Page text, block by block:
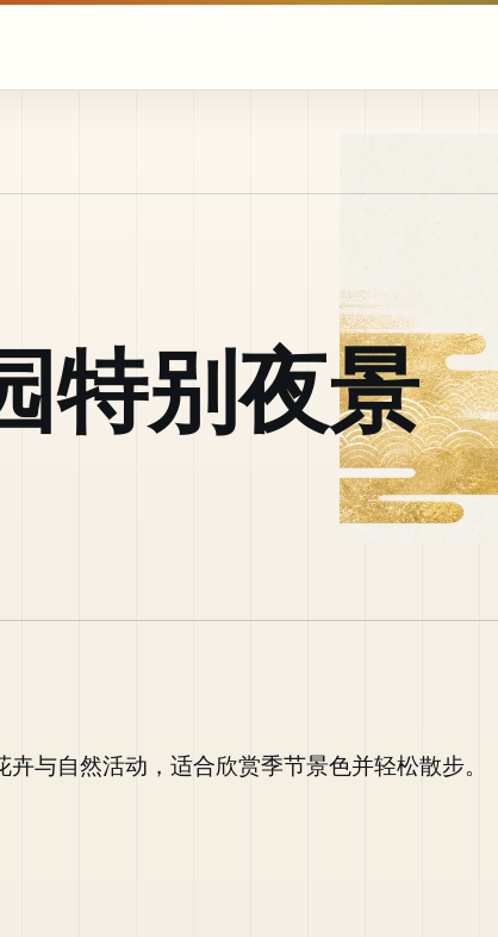
特别夜景
与自然活动，适合欣赏季节景色并轻松散步。